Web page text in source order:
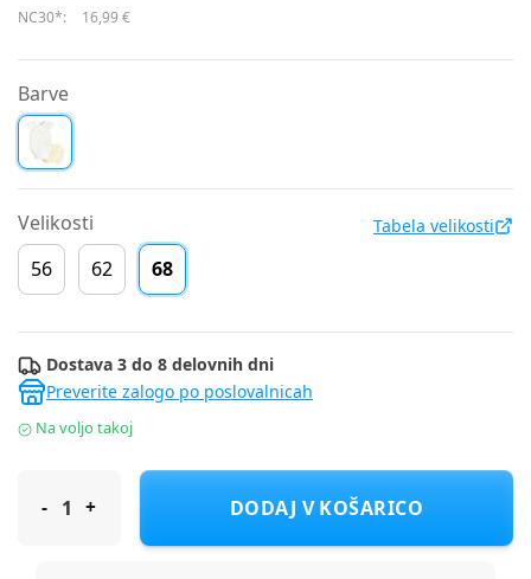
NC30*: 16,99 €
Barve
Velikosti Tabela velikosti
56 62 68
Dostava 3 do 8 delovnih dni
Preverite zalogo po poslovalnicah
Na voljo takoj
Cool Club komplet 2 delni KR KH CCG3202458-00 D Večbarvno
DODAJ V KOŠARICO